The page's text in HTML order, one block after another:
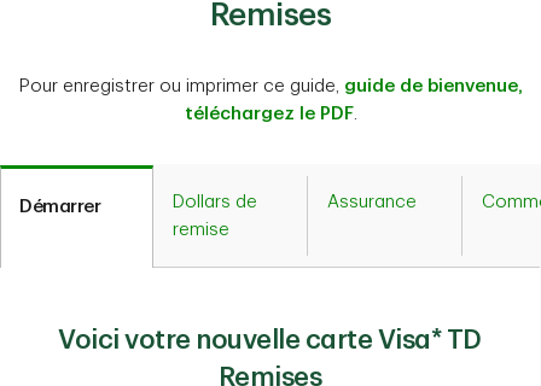
Remises
Pour enregistrer ou imprimer ce guide, guide de bienvenue,
téléchargez le PDF.
Démarrer
Dollars de
remise
Assurance
Voici votre nouvelle carte Visa* TD
Remises